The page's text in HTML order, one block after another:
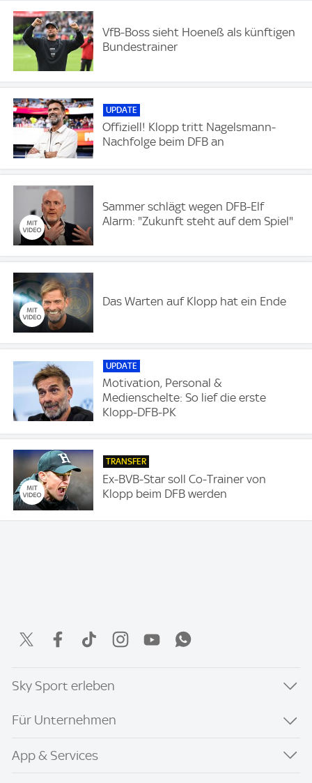
VfB-Boss sieht Hoeneß als künftigen
Bundestrainer
UPDATE
Offiziell! Klopp tritt Nagelsmann-
Nachfolge beim DFB an
Sammer schlägt wegen DFB-Elf
Alarm: "Zukunft steht auf dem Spiel"
Das Warten auf Klopp hat ein Ende
UPDATE
Motivation, Personal &
Medienschelte: So lief die erste
Klopp-DFB-PK
TRANSFER
Ex-BVB-Star soll Co-Trainer von
Klopp beim DFB werden
Sky Sport erleben
Für Unternehmen
App & Services